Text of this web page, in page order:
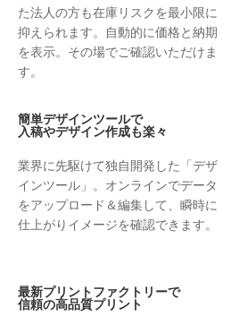
た法人の方も在庫リスクを最小限に
抑えられます。自動的に価格と納期
を表示。その場でご確認いただけま
す。
簡単デザインツールで
入稿やデザイン作成も楽々
業界に先駆けて独自開発した「デザ
インツール」。オンラインでデータ
をアップロード＆編集して、瞬時に
仕上がりイメージを確認できます。
最新プリントファクトリーで
信頼の高品質プリント